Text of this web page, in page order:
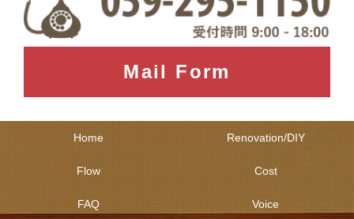
Mail Form
Home Renovation/DIY
Flow Cost
FAQ Voice